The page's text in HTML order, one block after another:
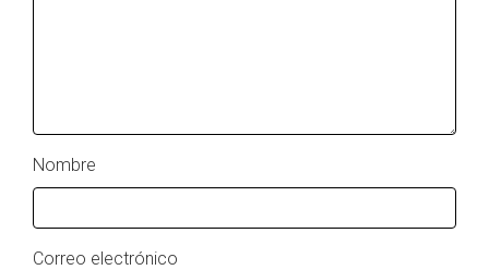
Nombre
Correo electrónico